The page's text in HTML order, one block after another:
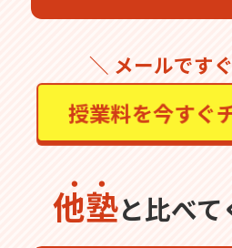
＼ メールです
授業料を今すぐ
他塾と比べて